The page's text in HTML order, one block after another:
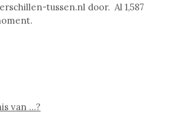
tussen.nl door. Al 1,587
van …?